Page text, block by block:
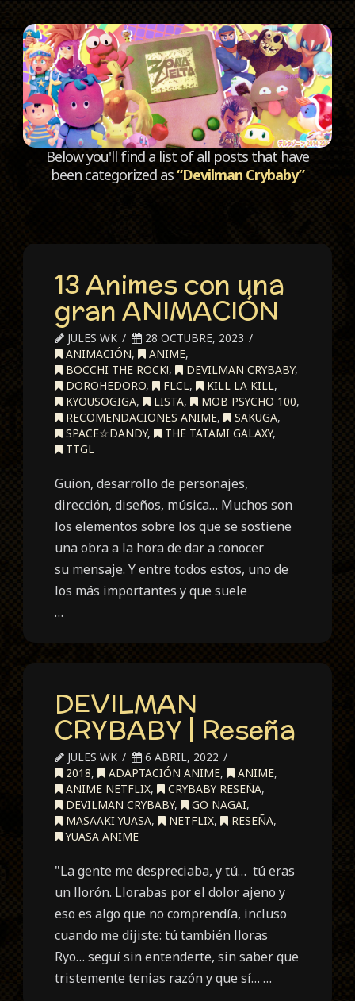
Below you'll find a list of all posts that have
been categorized as“Devilman Crybaby”
13 Animes con una
gran ANIMACIÓN
JULES WK
28 OCTUBRE, 2023
ANIMACIÓN, ANIME,
BOCCHI THE ROCK!, DEVILMAN CRYBABY,
DOROHEDORO, FLCL, KILL LA KILL,
KYOUSOGIGA, LISTA, MOB PSYCHO 100,
RECOMENDACIONES ANIME, SAKUGA,
SPACE☆DANDY, THE TATAMI GALAXY,
TTGL
Guion, desarrollo de personajes,
dirección, diseños, música… Muchos son
los elementos sobre los que se sostiene
una obra a la hora de dar a conocer
su mensaje. Y entre todos estos, uno de
los más importantes y que suele
…
DEVILMAN
CRYBABY | Reseña
JULES WK
6 ABRIL, 2022
2018, ADAPTACIÓN ANIME, ANIME,
ANIME NETFLIX, CRYBABY RESEÑA,
DEVILMAN CRYBABY, GO NAGAI,
MASAAKI YUASA, NETFLIX, RESEÑA,
YUASA ANIME
"La gente me despreciaba, y tú… tú eras
un llorón. Llorabas por el dolor ajeno y
eso es algo que no comprendía, incluso
cuando me dijiste: tú también lloras
Ryo… seguí sin entenderte, sin saber que
tristemente tenias razón y que sí… …